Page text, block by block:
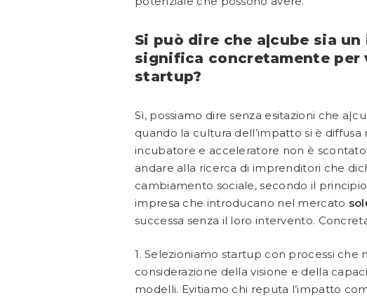
Si può dire che a|cube sia
significa concretamente per
startup?
Sì, possiamo dire senza esitazioni che
quando la cultura dell’impatto si è
incubatore e acceleratore non è
andare alla ricerca di imprenditori che
cambiamento sociale, secondo il
impresa che introducano nel mercato
successa senza il loro intervento.
1. Selezioniamo startup con processi
considerazione della visione e della
modelli. Evitiamo chi reputa l’impatto